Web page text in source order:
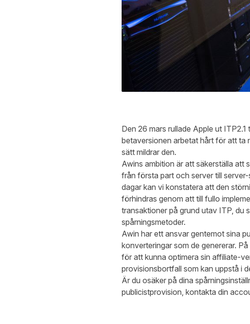
Den 26 mars rullade Apple ut
betaversionen arbetat hårt för att ta
sätt mildrar den.
Awins ambition är att säkerställa att
från första part och server till
dagar kan vi konstatera att den
förhindras genom att till fullo
transaktioner på grund utav ITP, du
spårningsmetoder.
Awin har ett ansvar gentemot sina
konverteringar som de genererar.
för att kunna optimera sin affiliate-
provisionsbortfall som kan uppstå i
Är du osäker på dina
publicistprovision, kontakta din